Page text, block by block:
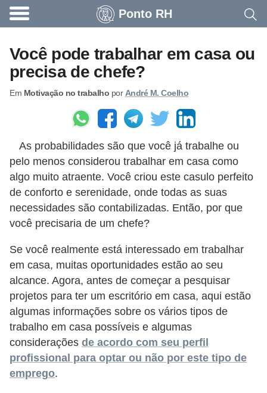
Ponto RH
Você pode trabalhar em casa ou
precisa de chefe?
Em Motivação no trabalho por André M. Coelho
As probabilidades são que você já trabalhe ou
pelo menos considerou trabalhar em casa como
algo muito atraente. Você criou este casulo perfeito
de conforto e serenidade, onde todas as suas
necessidades são contabilizadas. Então, por que
você precisaria de um chefe?
Se você realmente está interessado em trabalhar
em casa, muitas oportunidades estão ao seu
alcance. Agora, antes de começar a pesquisar
projetos para ter um escritório em casa, aqui estão
algumas informações sobre os vários tipos de
trabalho em casa possíveis e algumas
considerações de acordo com seu perfil
profissional para optar ou não por este tipo de
emprego.
A
o
n
t
e
u
a
e
p
r
e
s
a
B
i